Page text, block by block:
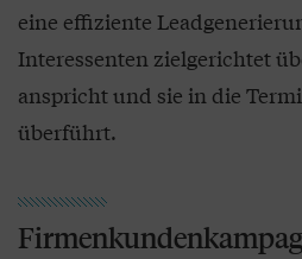
eine effiziente
Interessenten zielgerichtet
anspricht und sie in die
überführt.